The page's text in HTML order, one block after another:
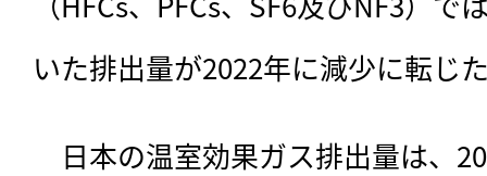
いた排出量が2022年に減少に転じ
日本の温室効果ガス排出量は、